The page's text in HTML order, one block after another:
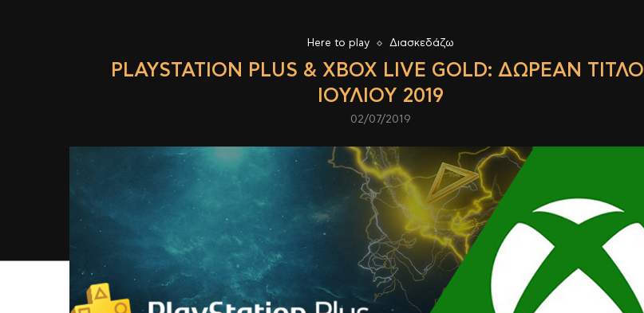
Here to play Διασκεδάζω
PLAYSTATION PLUS & XBOX LIVE GOLD: ΔΩΡΕΆΝ ΤΊΤΛΟΙ
ΙΟΥΛΊΟΥ 2019
02/07/2019